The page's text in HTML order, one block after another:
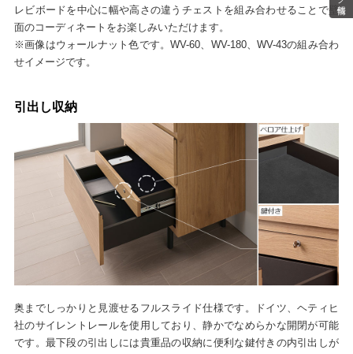
レビボードを中心に幅や高さの違うチェストを組み合わせることで壁
面のコーディネートをお楽しみいただけます。
※画像はウォールナット色です。WV-60、WV-180、WV-43の組み合わ
せイメージです。
引出し収納
奥までしっかりと見渡せるフルスライド仕様です。ドイツ、ヘティヒ
社のサイレントレールを使用しており、静かでなめらかな開閉が可能
です。最下段の引出しには貴重品の収納に便利な鍵付きの内引出しが